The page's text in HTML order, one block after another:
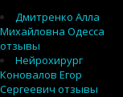
Дмитренко Алла
Михайловна Одесса
отзывы
Нейрохирург
Коновалов Егор
Сергеевич отзывы